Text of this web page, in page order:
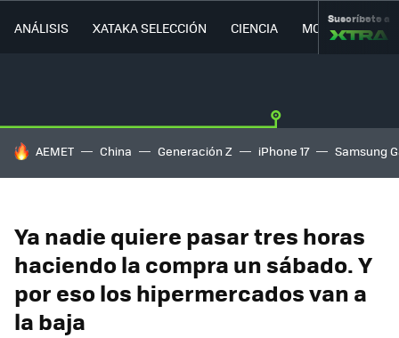
ANÁLISIS XATAKA SELECCIÓN CIENCIA MOVILIDAD
Suscríbete a
HOY SE HABLA DE
AEMET China Generación Z iPhone 17 Samsung
Ya nadie quiere pasar tres horas
haciendo la compra un sábado. Y
por eso los hipermercados van a
la baja